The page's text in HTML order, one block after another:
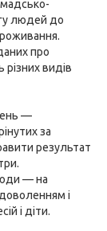
людей до
про
різних видів
—
за
результат
— на
і
і діти.